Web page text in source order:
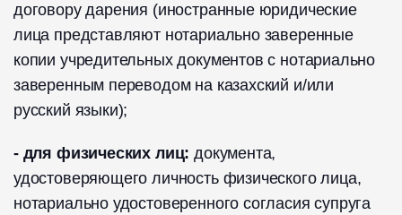
договору дарения (иностранные юридические
лица представляют нотариально заверенные
копии учредительных документов с нотариально
заверенным переводом на казахский и/или
русский языки);
- для физических лиц:документа,
удостоверяющего личность физического лица,
нотариально удостоверенного согласия супруга